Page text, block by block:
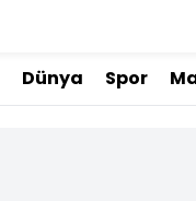
Dünya Spor